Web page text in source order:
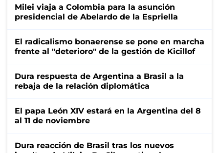
Milei viaja a Colombia para la asunción
presidencial de Abelardo de la Espriella
El radicalismo bonaerense se pone en marcha
frente al "deterioro" de la gestión de Kicillof
Dura respuesta de Argentina a Brasil a la
rebaja de la relación diplomática
El papa León XIV estará en la Argentina del 8
al 11 de noviembre
Dura reacción de Brasil tras los nuevos